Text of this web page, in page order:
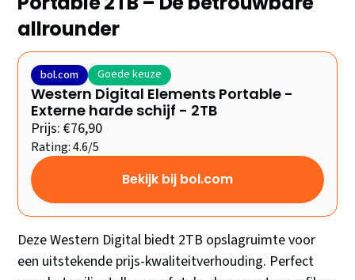
allrounder
bol.com Goede keuze
Western Digital Elements Portable -
Externe harde schijf - 2TB
Prijs: €76,90
Rating: 4.6/5
Bekijk bij bol.com
Deze Western Digital biedt 2TB opslagruimte voor
een uitstekende prijs-kwaliteitverhouding. Perfect